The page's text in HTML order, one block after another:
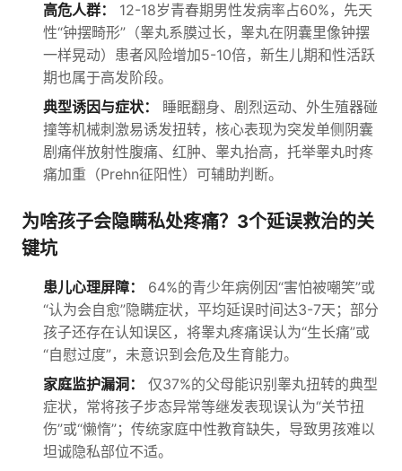
高危人群：
12-18岁青春期男性发病率占60%，先天
性“钟摆畸形”（睾丸系膜过长，睾丸在阴囊里像钟摆
一样晃动）患者风险增加5-10倍，新生儿期和性活跃
期也属于高发阶段。
典型诱因与症状：
睡眠翻身、剧烈运动、外生殖器碰
撞等机械刺激易诱发扭转，核心表现为突发单侧阴囊
剧痛伴放射性腹痛、红肿、睾丸抬高，托举睾丸时疼
痛加重（Prehn征阳性）可辅助判断。
为啥孩子会隐瞒私处疼痛？3个延误救治的关
键坑
患儿心理屏障：
64%的青少年病例因“害怕被嘲笑”或
“认为会自愈”隐瞒症状，平均延误时间达3-7天；部分
孩子还存在认知误区，将睾丸疼痛误认为“生长痛”或
“自慰过度”，未意识到会危及生育能力。
家庭监护漏洞：
仅37%的父母能识别睾丸扭转的典型
症状，常将孩子步态异常等继发表现误认为“关节扭
伤”或“懒惰”；传统家庭中性教育缺失，导致男孩难以
坦诚隐私部位不适。